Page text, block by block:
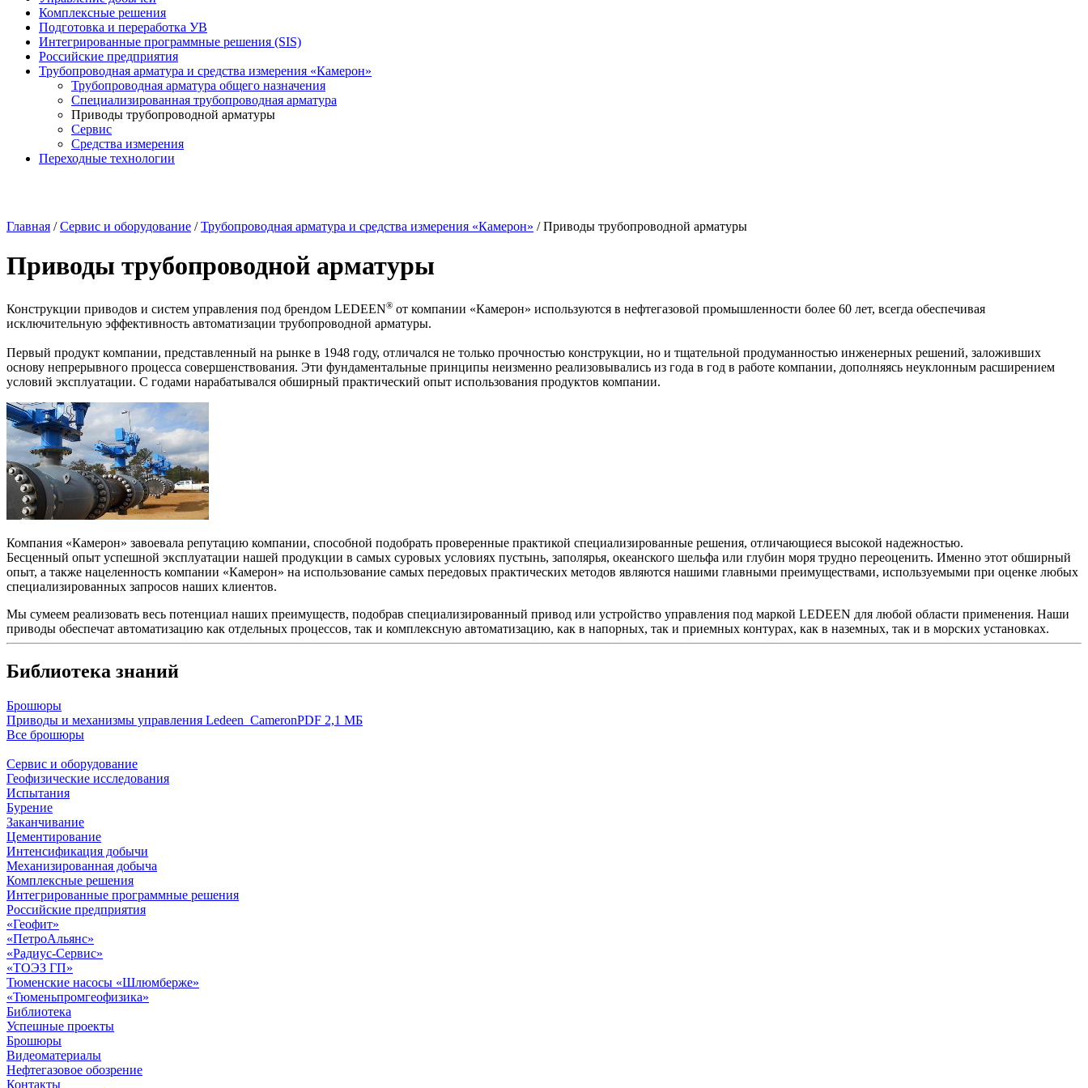
Комплексные решения
Подготовка и переработка УВ
Интегрированные программные решения (SIS)
Российские предприятия
Трубопроводная арматура и средства измерения «Камерон»
Трубопроводная арматура общего назначения
Специализированная трубопроводная арматура
Приводы трубопроводной арматуры
Сервис
Средства измерения
Переходные технологии
Главная /Сервис и оборудование /Трубопроводная арматура и средства измерения «Камерон» /Приводы трубопроводной арматуры
Приводы трубопроводной арматуры
Конструкции приводов и систем управления под брендом LEDEEN® от компании «Камерон» используются в нефтегазовой промышленности более 60 лет, всегда обеспечивая
исключительную эффективность автоматизации трубопроводной арматуры.
Первый продукт компании, представленный на рынке в 1948 году, отличался не только прочностью конструкции, но и тщательной продуманностью инженерных решений, заложивших
основу непрерывного процесса совершенствования. Эти фундаментальные принципы неизменно реализовывались из года в год в работе компании, дополняясь неуклонным расширением
условий эксплуатации. С годами нарабатывался обширный практический опыт использования продуктов компании.
Компания «Камерон» завоевала репутацию компании, способной подобрать проверенные практикой специализированные решения, отличающиеся высокой надежностью.
Бесценный опыт успешной эксплуатации нашей продукции в самых суровых условиях пустынь, заполярья, океанского шельфа или глубин моря трудно переоценить. Именно этот обширный
опыт, а также нацеленность компании «Камерон» на использование самых передовых практических методов являются нашими главными преимуществами, используемыми при оценке любых
специализированных запросов наших клиентов.
Мы сумеем реализовать весь потенциал наших преимуществ, подобрав специализированный привод или устройство управления под маркой LEDEEN для любой области применения. Наши
приводы обеспечат автоматизацию как отдельных процессов, так и комплексную автоматизацию, как в напорных, так и приемных контурах, как в наземных, так и в морских установках.
Библиотека знаний
Брошюры
Приводы и механизмы управления Ledeen_CameronPDF 2,1 МБ
Все брошюры
Сервис и оборудование
Геофизические исследования
Испытания
Бурение
Заканчивание
Цементирование
Интенсификация добычи
Механизированная добыча
Комплексные решения
Интегрированные программные решения
Российские предприятия
«Геофит»
«ПетроАльянс»
«Радиус-Сервис»
«ТОЭЗ ГП»
Тюменские насосы «Шлюмберже»
«Тюменьпромгеофизика»
Библиотека
Успешные проекты
Брошюры
Видеоматериалы
Нефтегазовое обозрение
Контакты